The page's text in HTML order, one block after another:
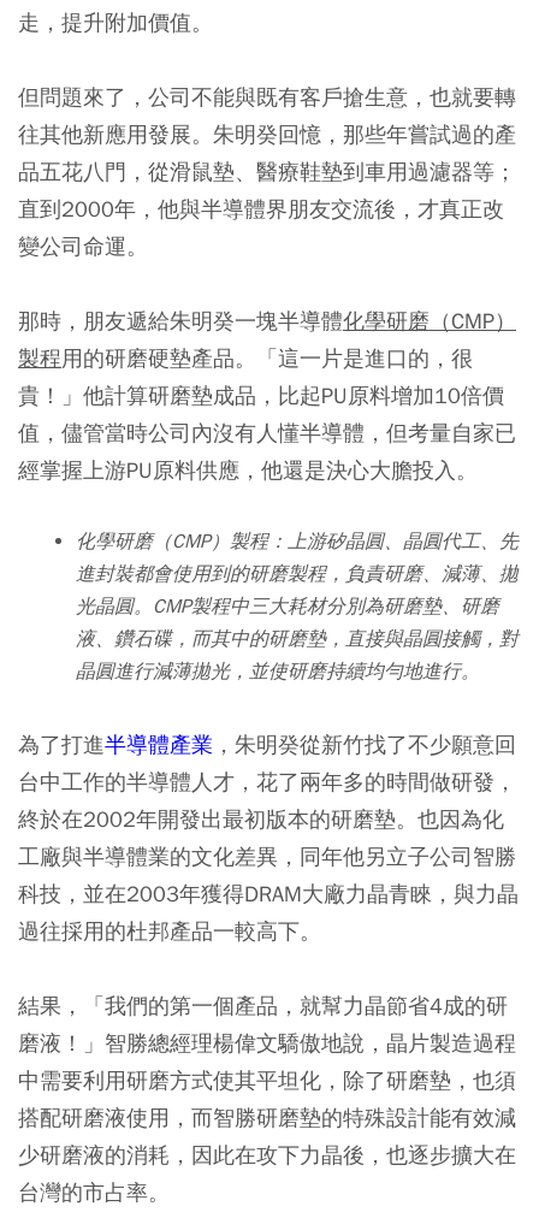
走，提升附加價值。
但問題來了，公司不能與既有客戶搶生意，也就要轉
往其他新應用發展。朱明癸回憶，那些年嘗試過的產
品五花八門，從滑鼠墊、醫療鞋墊到車用過濾器等；
直到2000年，他與半導體界朋友交流後，才真正改
變公司命運。
那時，朋友遞給朱明癸一塊半導體化學研磨（CMP）
製程用的研磨硬墊產品。「這一片是進口的，很
貴！」他計算研磨墊成品，比起PU原料增加10倍價
值，儘管當時公司內沒有人懂半導體，但考量自家已
經掌握上游PU原料供應，他還是決心大膽投入。
化學研磨（CMP）製程：上游矽晶圓、晶圓代工、先
進封裝都會使用到的研磨製程，負責研磨、減薄、拋
光晶圓。CMP製程中三大耗材分別為研磨墊、研磨
液、鑽石碟，而其中的研磨墊，直接與晶圓接觸，對
晶圓進行減薄拋光，並使研磨持續均勻地進行。
為了打進半導體產業 ，朱明癸從新竹找了不少願意回
台中工作的半導體人才，花了兩年多的時間做研發，
終於在2002年開發出最初版本的研磨墊。也因為化
工廠與半導體業的文化差異，同年他另立子公司智勝
科技，並在2003年獲得DRAM大廠力晶青睞，與力晶
過往採用的杜邦產品一較高下。
結果，「我們的第一個產品，就幫力晶節省4成的研
磨液！」智勝總經理楊偉文驕傲地說，晶片製造過程
中需要利用研磨方式使其平坦化，除了研磨墊，也須
搭配研磨液使用，而智勝研磨墊的特殊設計能有效減
少研磨液的消耗，因此在攻下力晶後，也逐步擴大在
台灣的市占率。